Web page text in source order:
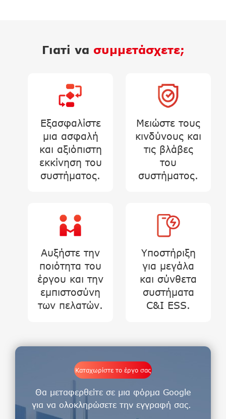
Γιατί να συμμετάσχετε;
Εξασφαλίστε
μια ασφαλή
και αξιόπιστη
εκκίνηση του
συστήματος.
Μειώστε τους
κινδύνους και
τις βλάβες
του
συστήματος.
Αυξήστε την
ποιότητα του
έργου και την
εμπιστοσύνη
των πελατών.
Υποστήριξη
για μεγάλα
και σύνθετα
συστήματα
C&I ESS.
Καταχωρίστε το έργο σας
Θα μεταφερθείτε σε μια φόρμα Google
για να ολοκληρώσετε την εγγραφή σας.